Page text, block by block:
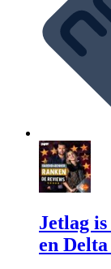
Jetlag
en